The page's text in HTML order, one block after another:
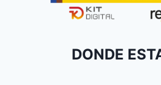
DONDE